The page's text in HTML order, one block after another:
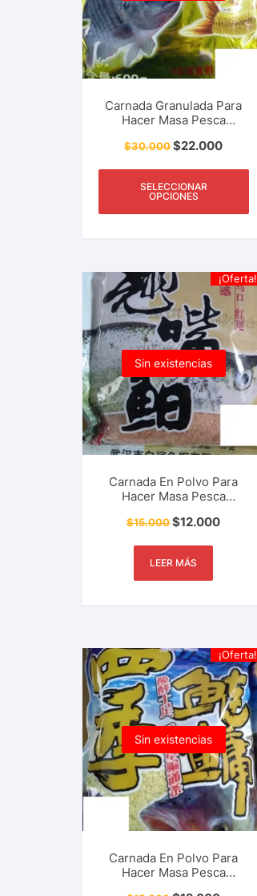
Carnada Granulada Para
Hacer Masa Pesca
Cachama, Mojarra, Tilapia,
$30.000$22.000
SELECCIONAR
OPCIONES
Sin existencias
¡Oferta!
Carnada En Polvo Para
Hacer Masa Pesca
Sabaleta, Sabalo y Más
$15.000$12.000
LEER MÁS
Sin existencias
¡Oferta!
Carnada En Polvo Para
Hacer Masa Pesca